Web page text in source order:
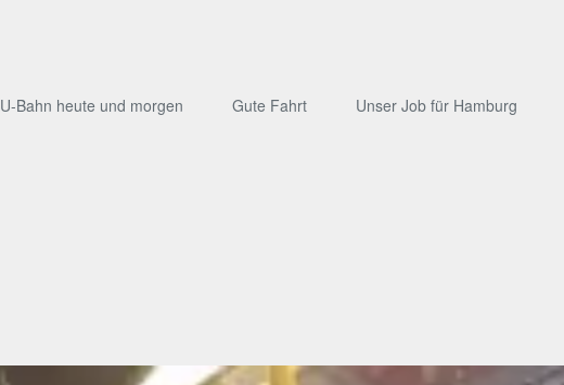
U-Bahn heute und morgen Gute Fahrt Unser Job für Hamburg